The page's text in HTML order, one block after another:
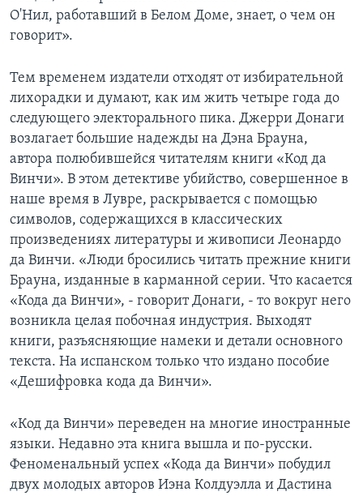
О'Нил, работавший в Белом Доме, знает, о чем он
говорит».
Тем временем издатели отходят от избирательной
лихорадки и думают, как им жить четыре года до
следующего электорального пика. Джерри Донаги
возлагает большие надежды на Дэна Брауна,
автора полюбившейся читателям книги «Код да
Винчи». В этом детективе убийство, совершенное в
наше время в Лувре, раскрывается с помощью
символов, содержащихся в классических
произведениях литературы и живописи Леонардо
да Винчи. «Люди бросились читать прежние книги
Брауна, изданные в карманной серии. Что касается
«Кода да Винчи», - говорит Донаги, - то вокруг него
возникла целая побочная индустрия. Выходят
книги, разъясняющие намеки и детали основного
текста. На испанском только что издано пособие
«Дешифровка кода да Винчи».
«Код да Винчи» переведен на многие иностранные
языки. Недавно эта книга вышла и по-русски.
Феноменальный успех «Кода да Винчи» побудил
двух молодых авторов Иэна Колдуэлла и Дастина